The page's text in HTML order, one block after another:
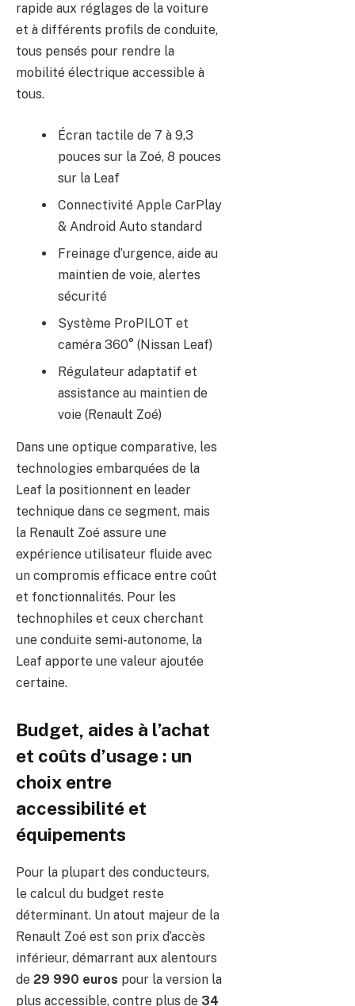
rapide aux réglages de la voiture
et à différents profils de conduite,
tous pensés pour rendre la
mobilité électrique accessible à
tous.
Écran tactile de 7 à 9,3
pouces sur la Zoé, 8 pouces
sur la Leaf
Connectivité Apple CarPlay
& Android Auto standard
Freinage d’urgence, aide au
maintien de voie, alertes
sécurité
Système ProPILOT et
caméra 360° (Nissan Leaf)
Régulateur adaptatif et
assistance au maintien de
voie (Renault Zoé)
Dans une optique comparative, les
technologies embarquées de la
Leaf la positionnent en leader
technique dans ce segment, mais
la Renault Zoé assure une
expérience utilisateur fluide avec
un compromis efficace entre coût
et fonctionnalités. Pour les
technophiles et ceux cherchant
une conduite semi-autonome, la
Leaf apporte une valeur ajoutée
certaine.
Budget, aides à l’achat
et coûts d’usage : un
choix entre
accessibilité et
équipements
Pour la plupart des conducteurs,
le calcul du budget reste
déterminant. Un atout majeur de la
Renault Zoé est son prix d’accès
inférieur, démarrant aux alentours
de 29 990 euros pour la version la
plus accessible, contre plus de 34